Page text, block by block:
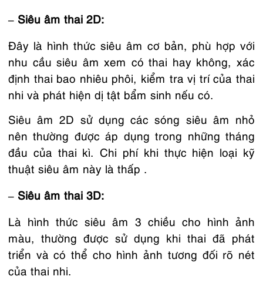
– Siêu âm thai 2D:
Đây là hình thức siêu âm cơ bản, phù hợp với
nhu cầu siêu âm xem có thai hay không, xác
định thai bao nhiêu phôi, kiểm tra vị trí của thai
nhi và phát hiện dị tật bẩm sinh nếu có.
Siêu âm 2D sử dụng các sóng siêu âm nhỏ
nên thường được áp dụng trong những tháng
đầu của thai kì. Chi phí khi thực hiện loại kỹ
thuật siêu âm này là thấp .
– Siêu âm thai 3D:
Là hình thức siêu âm 3 chiều cho hình ảnh
màu, thường được sử dụng khi thai đã phát
triển và có thể cho hình ảnh tương đối rõ nét
của thai nhi.